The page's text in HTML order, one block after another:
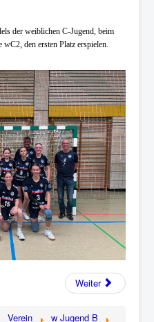
der weiblichen C-Jugend, beim
den ersten Platz erspielen.
Weiter
Verein
w Jugend B